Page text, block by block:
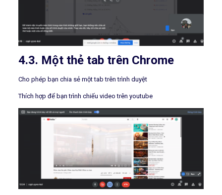
4.3. Một thẻ tab trên Chrome
Cho phép bạn chia sẻ một tab trên trình duyệt
Thích hợp để bạn trình chiếu video trên youtube